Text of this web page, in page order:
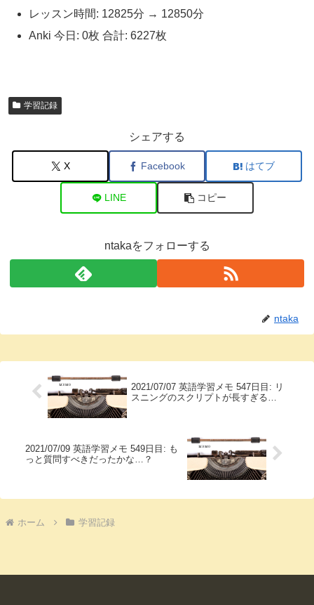
レッスン時間: 12825分 → 12850分
Anki 今日: 0枚 合計: 6227枚
学習記録
シェアする
X Facebook はてブ
LINE コピー
ntakaをフォローする
ntaka
2021/07/07 英語学習メモ 547日目: リ
スニングのスクリプトが長すぎる…
2021/07/09 英語学習メモ 549日目: も
っと質問すべきだったかな…？
ホーム 学習記録